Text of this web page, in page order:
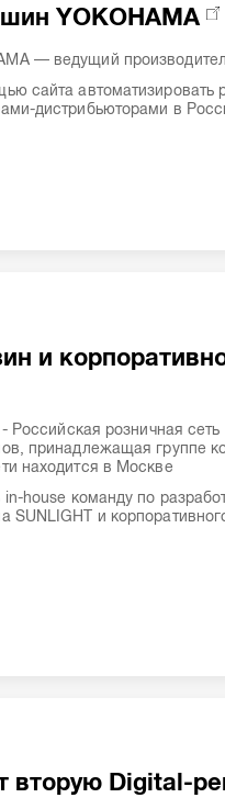
YOKOHAMA
— ведущий
сайта автоматизировать
дистрибьюторами в
и
Российская розничная
принадлежащая группе
находится в Москве
in-house команду по
SUNLIGHT и
вторую Digital-